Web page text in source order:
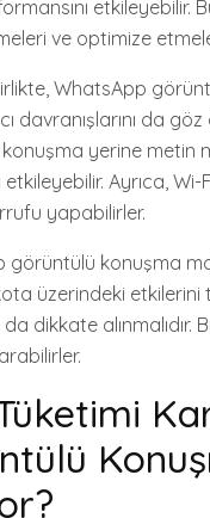
etkileyebilir.
ve optimize
WhatsApp
davranışlarını da
yerine metin
etkileyebilir. Ayrıca,
yapabilirler.
görüntülü konuşma
üzerindeki etkilerini
da dikkate